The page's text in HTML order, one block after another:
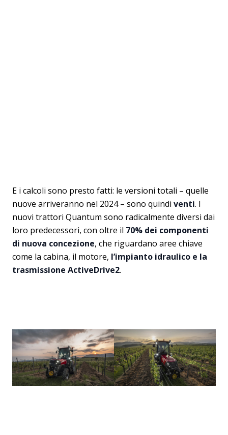
E i calcoli sono presto fatti: le versioni totali – quelle
nuove arriveranno nel 2024 – sono quindi venti. I
nuovi trattori Quantum sono radicalmente diversi dai
loro predecessori, con oltre il 70% dei componenti
di nuova concezione, che riguardano aree chiave
come la cabina, il motore, l’impianto idraulico e la
trasmissione ActiveDrive2.